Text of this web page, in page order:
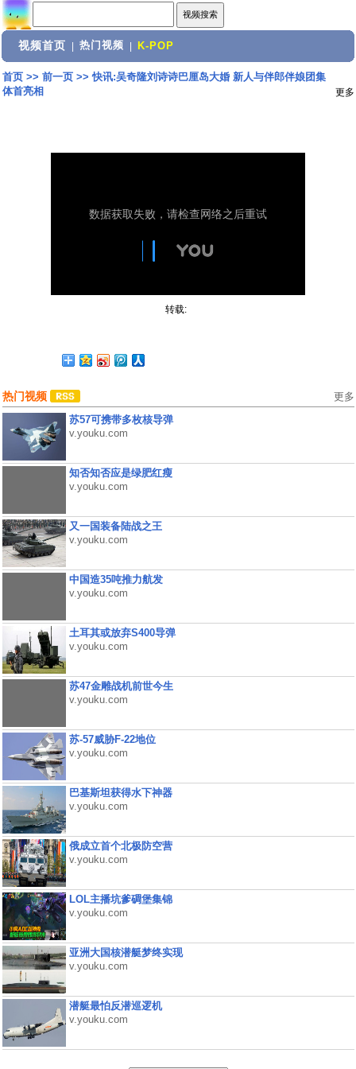
视频首页 热门视频 K-POP
首页>> 前一页>>快讯:吴奇隆刘诗诗巴厘岛大婚 新人与伴郎伴娘团集
体首亮相
更多
转载:
热门视频 更多
苏57可携带多枚核导弹
v.youku.com
知否知否应是绿肥红瘦
v.youku.com
又一国装备陆战之王
v.youku.com
中国造35吨推力航发
v.youku.com
土耳其或放弃S400导弹
v.youku.com
苏47金雕战机前世今生
v.youku.com
苏-57威胁F-22地位
v.youku.com
巴基斯坦获得水下神器
v.youku.com
俄成立首个北极防空营
v.youku.com
LOL主播坑爹碉堡集锦
v.youku.com
亚洲大国核潜艇梦终实现
v.youku.com
潜艇最怕反潜巡逻机
v.youku.com